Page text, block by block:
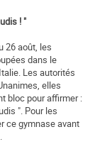
! "
26 août, les
dans le
Les autorités
elles
bloc pour affirmer :
". Pour les
ce gymnase avant